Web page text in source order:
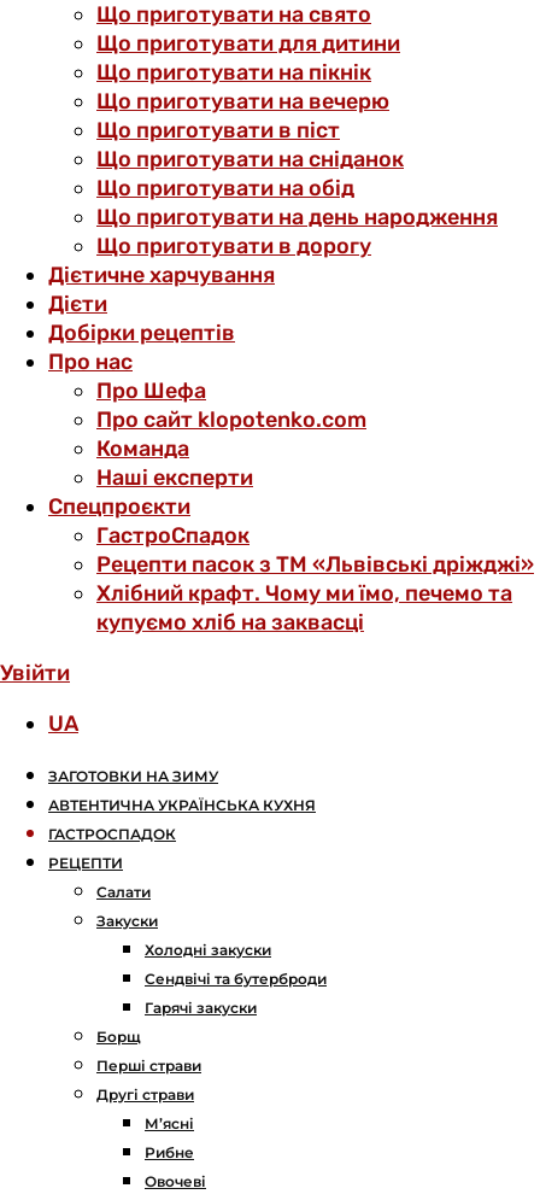
Що приготувати на свято
Що приготувати для дитини
Що приготувати на пікнік
Що приготувати на вечерю
Що приготувати в піст
Що приготувати на сніданок
Що приготувати на обід
Що приготувати на день народження
Що приготувати в дорогу
Дієтичне харчування
Дієти
Добірки рецептів
Про нас
Про Шефа
Про сайт klopotenko.com
Команда
Наші експерти
Спецпроєкти
ГастроСпадок
Рецепти пасок з ТМ «Львівські дріжджі»
Хлібний крафт. Чому ми їмо, печемо та
купуємо хліб на заквасці
Увійти
UA
ЗАГОТОВКИ НА ЗИМУ
АВТЕНТИЧНА УКРАЇНСЬКА КУХНЯ
ГАСТРОСПАДОК
РЕЦЕПТИ
Салати
Закуски
Холодні закуски
Сендвічі та бутерброди
Гарячі закуски
Борщ
Перші страви
Другі страви
М’ясні
Рибне
Овочеві